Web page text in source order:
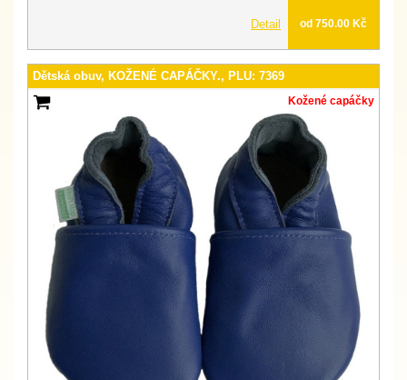
Detail od 750.00 Kč
Dětská obuv, KOŽENÉ CAPÁČKY., PLU: 7369
Kožené capáčky